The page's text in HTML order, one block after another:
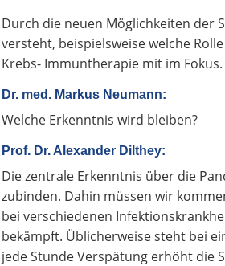
Durch die neuen Möglichkeiten der
versteht, beispielsweise welche
Krebs- Immuntherapie mit im
Dr. med. Markus Neumann:
Welche Erkenntnis wird bleiben?
Prof. Dr. Alexander Dilthey:
Die zentrale Erkenntnis über die
zubinden. Dahin müssen wir
bei verschiedenen
bekämpft. Üblicherweise steht bei
jede Stunde Verspätung erhöht die